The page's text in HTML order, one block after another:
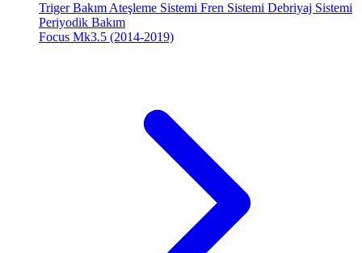
Triger Bakım Ateşleme Sistemi Fren Sistemi Debriyaj Sistemi
Periyodik Bakım
Focus Mk3.5 (2014-2019)